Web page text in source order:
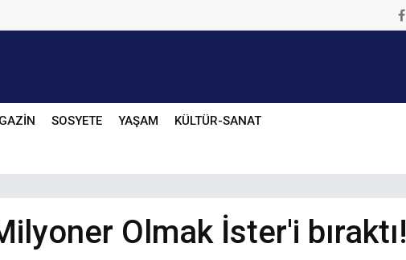
SOSYETE YAŞAM KÜLTÜR-SANAT
Olmak İster'i bıraktı!